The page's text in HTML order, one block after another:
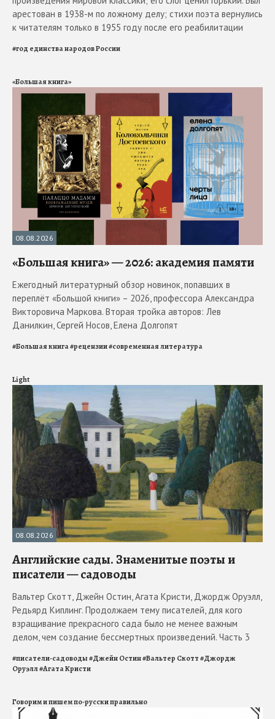
арестован в 1938-м по ложному делу; стихи поэта вернулись
к читателям только в 1955 году после его реабилитации
#год единства народов России
«Большая книга»
08.08.2026
«Большая книга» — 2026: академия памяти
Ежегодный литературный обзор новинок, попавших в
переплёт «Большой книги» – 2026, профессора Александра
Викторовича Маркова. Вторая тройка авторов: Лев
Данилкин, Сергей Носов, Елена Долгопят
#Большая книга#рецензии#современная литература
Light
08.08.2026
Английские сады. Знаменитые поэты и
писатели — садоводы
Вальтер Скотт, Джейн Остин, Агата Кристи, Джордж Оруэлл,
Редьярд Киплинг. Продолжаем тему писателей, для кого
взращивание прекрасного сада было не менее важным
делом, чем создание бессмертных произведений. Часть 3
#писатели-садоводы#Джейн Остин#Вальтер Скотт#Джордж
Оруэлл#Агата Кристи
Говорим и пишем по-русски правильно